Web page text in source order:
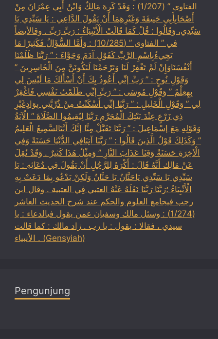
الفتاوى ” (1/207) : وَقَدْ كَرِهَ مَالِكٌ وَابْنُ أَبِي عِمْرَانَ مِنْ
أَصْحَابِأَبِي حَنِيفَةَ وَغَيْرِهِمَا أَنْ يَقُولَ الدَّاعِي : يَا سَيِّدِي يَا
سَيِّدِي، وَقَالُوا : قُلْ كَمَا قَالَتْ الْأَنْبِيَاءُ : رَبِّ رَبِّ . وقالأيضاً
في ” الفتاوى ” (10/285) : وَأَمَّا السُّؤَالُ فَكَثِيرًا مَا
يَجِيءُبِاسْمِ الرَّبِّ كَقَوْلِ آدَمَ وَحَوَّاءَ : ” رَبَّنَا ظَلَمْنَا
أَنْفُسَنَاوَإِنْ لَمْ تَغْفِرْ لَنَا وَتَرْحَمْنَا لَنَكُونَنَّ مِنَ الْخَاسِرِينَ ”
وَقَوْلِ نُوحٍ : ” رَبِّ إنِّي أَعُوذُ بِكَ أَنْ أَسْأَلَكَ مَا لَيْسَ لِي
بِهِعِلْمٌ ” وَقَوْلِ مُوسَى : ” رَبِّ إنِّي ظَلَمْتُ نَفْسِي فَاغْفِرْ
لِي ” وَقَوْلِ الْخَلِيلِ : ” رَبَّنَا إنِّي أَسْكَنْتُ مِنْ ذُرِّيَّتِي بِوَادٍغَيْرِ
ذِي زَرْعٍ عِنْدَ بَيْتِكَ الْمُحَرَّمِ رَبَّنَا لِيُقِيمُوا الصَّلَاةَ ” الْآيَةُ
وَقَوْلِهِ مَعَ إسْمَاعِيلَ : ” رَبَّنَا تَقَبَّلْ مِنَّا إنَّكَ أَنْتَالسَّمِيعُ الْعَلِيمُ
” وَكَذَلِكَ قَوْلُ الَّذِينَ قَالُوا : ” رَبَّنَا آتِنَافِي الدُّنْيَا حَسَنَةً وَفِي
الْآخِرَةِ حَسَنَةً وَقِنَا عَذَابَ النَّارِ ” وَمِثْلُ هَذَا كَثِيرٌ . وَقَدْ نُقِلَ
عَنْ مَالِك أَنَّهُ قَالَ : أَكْرَهُ لِلرَّجُلِ أَنْ يَقُولَ فِي دُعَائِهِ : يَا
سَيِّدِي يَا سَيِّدِي يَاحَنَّانُ يَا حَنَّانُ وَلَكِنْ يَدْعُو بِمَا دَعَتْ بِهِ
الْأَنْبِيَاءُ ؛رَبَّنَا رَبَّنَا نَقَلَهُ عَنْهُ العتبي فِي العتبية . وقال ابن
رجب فيجامع العلوم والحكم عند شرح الحديث العاشر
(1/274) : وسئل مالك وسفيان عمن يقول فيالدعاء : يا
سيدي ، فقالا : يقول : يا رب . زاد مالك : كما قالت
الأنبياء . (Gensyiah)
Pengunjung